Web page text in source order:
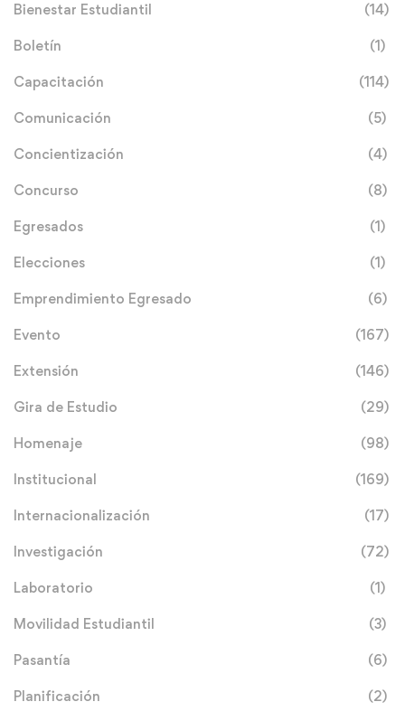
Bienestar Estudiantil (14)
Boletín (1)
Capacitación (114)
Comunicación (5)
Concientización (4)
Concurso (8)
Egresados (1)
Elecciones (1)
Emprendimiento Egresado (6)
Evento (167)
Extensión (146)
Gira de Estudio (29)
Homenaje (98)
Institucional (169)
Internacionalización (17)
Investigación (72)
Laboratorio (1)
Movilidad Estudiantil (3)
Pasantía (6)
Planificación (2)